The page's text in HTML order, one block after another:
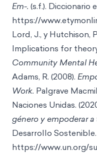
Em-. (s.f.). Diccionario
https://
Lord, J., y Hutchison,
Implications for
Community Mental
Adams, R. (2008).
Work. Palgrave
Naciones Unidas.
género y empoderar a
Desarrollo Sostenible.
https://www.un.org/